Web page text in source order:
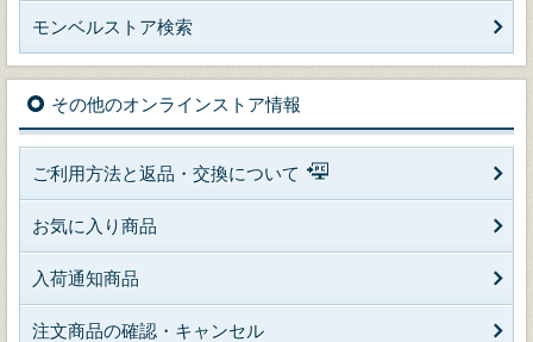
モンベルストア検索
その他のオンラインストア情報
ご利用方法と返品・交換について
お気に入り商品
入荷通知商品
注文商品の確認・キャンセル